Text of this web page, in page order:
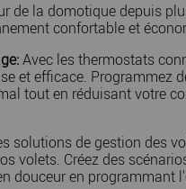
de la domotique depuis
confortable et
Avec les thermostats
et efficace. Programmez
tout en réduisant votre
solutions de gestion des
volets. Créez des
douceur en programmant